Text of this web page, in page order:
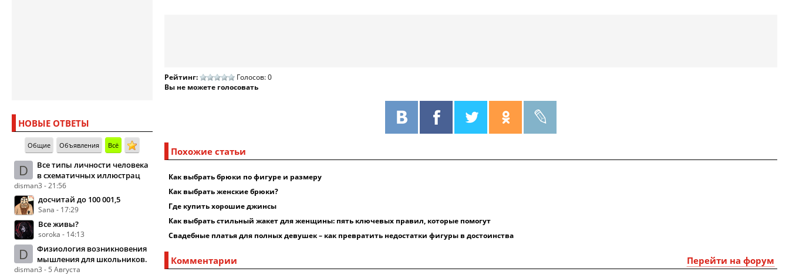
НОВЫЕ ОТВЕТЫ
Общие Объявления Всё
D
Все типы личности человека
в схематичных иллюстрац
disman3 - 21:56
досчитай до 100 001,5
Sana - 17:29
Все живы?
soroka - 14:13
D
Физиология возникновения
мышления для школьников.
disman3 - 5 Августа
Рейтинг:
Голосов: 0
Вы не можете голосовать
Похожие статьи
Как выбрать брюки по фигуре и размеру
Как выбрать женские брюки?
Где купить хорошие джинсы
Как выбрать стильный жакет для женщины: пять ключевых правил, которые помогут
Свадебные платья для полных девушек – как превратить недостатки фигуры в достоинства
Перейти на форум
Комментарии